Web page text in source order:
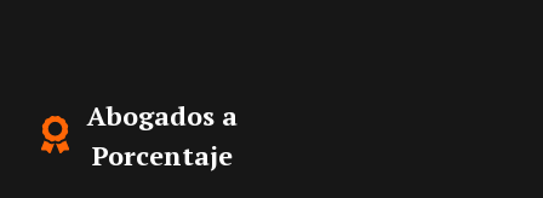
Abogados a
Porcentaje